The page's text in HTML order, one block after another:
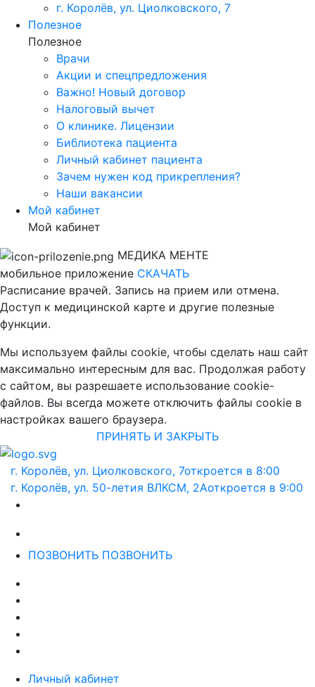
г. Королёв, ул. Циолковского, 7
Полезное
Полезное
Врачи
Акции и спецпредложения
Важно! Новый договор
Налоговый вычет
О клинике. Лицензии
Библиотека пациента
Личный кабинет пациента
Зачем нужен код прикрепления?
Наши вакансии
Мой кабинет
Мой кабинет
МЕДИКА МЕНТЕ
мобильное приложение СКАЧАТЬ
Расписание врачей. Запись на прием или отмена.
Доступ к медицинской карте и другие полезные
функции.
Мы используем файлы cookie, чтобы сделать наш сайт
максимально интересным для вас. Продолжая работу
с сайтом, вы разрешаете использование cookie-
файлов. Вы всегда можете отключить файлы cookie в
настройках вашего браузера.
ПРИНЯТЬ И ЗАКРЫТЬ
г. Королёв, ул. Циолковского, 7откроется в 8:00
г. Королёв, ул. 50-летия ВЛКСМ, 2Аоткроется в 9:00
ПОЗВОНИТЬ ПОЗВОНИТЬ
Личный кабинет